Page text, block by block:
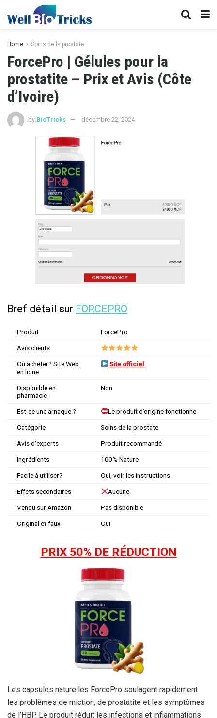
Home Soins de la prostate
ForcePro | Gélules pour la
prostatite – Prix ​​et Avis (Côte
d’Ivoire)
by BioTricks décembre 22, 2024
Bref détail sur FORCEPRO
Produit ForcePro
Avis clients
Où acheter? Site Web
en ligne
Site officiel
Disponible en
pharmacie
Non
Est-ce une arnaque ? Le produit d’origine fonctionne
Catégorie Soins de la prostate
Avis d’experts Produit recommandé
Ingrédients 100% Naturel
Facile à utiliser? Oui, voir les instructions
Effets secondaires Aucune
Vendu sur Amazon Pas disponible
Original et faux Oui
PRIX 50% DE RÉDUCTION
Les capsules naturelles ForcePro soulagent rapidement
les problèmes de miction, de prostatite et les symptômes
de l’HBP. Le produit réduit les infections et inflammations